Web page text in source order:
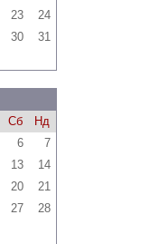
23
24
30 31
Сб
Нд
6
7
13
14
20
21
27
28